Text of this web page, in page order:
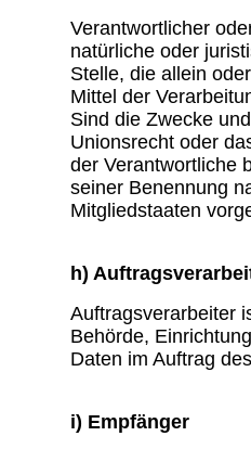
Verantwortlicher
natürliche oder
Stelle, die allein
Mittel der
Sind die Zwecke
Unionsrecht oder
der Verantwortliche
seiner Benennung
Mitgliedstaaten
h)
Auftragsverarbeiter
Behörde,
Daten im Auftrag
i) Empfänger